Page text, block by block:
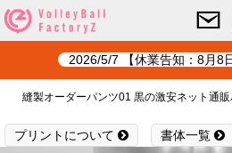
2026/5/7 【休業告知：8月8
縫製オーダーパンツ01 黒の激安ネット通
プリントについて 書体一覧